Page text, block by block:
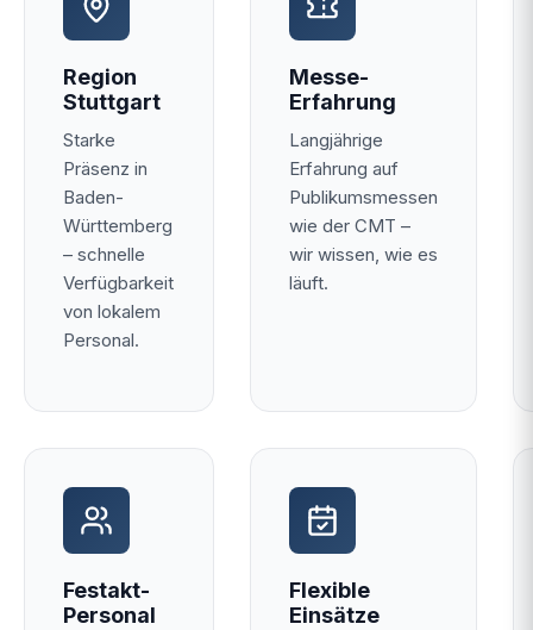
Region
Stuttgart
Starke
Präsenz in
Baden-
Württemberg
– schnelle
Verfügbarkeit
von lokalem
Personal.
Messe-
Erfahrung
Langjährige
Erfahrung auf
Publikumsmessen
wie der CMT –
wir wissen, wie es
läuft.
Festakt-
Personal
Flexible
Einsätze